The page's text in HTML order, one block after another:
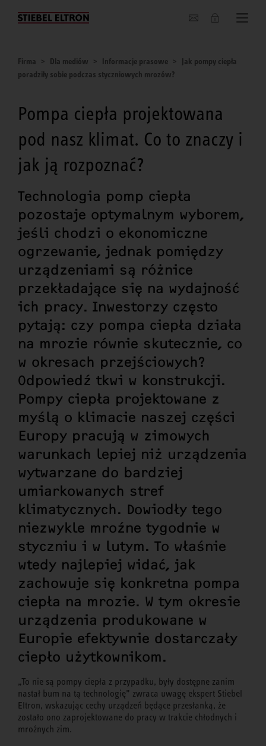
O nas
Firma Dla mediów Informacje prasowe
Jak pompy ciepła
poradziły sobie podczas styczniowych mrozów?
Pompa ciepła projektowana
pod nasz klimat. Co to znaczy i
jak ją rozpoznać?
Technologia pomp ciepła
pozostaje optymalnym wyborem,
jeśli chodzi o ekonomiczne
ogrzewanie, jednak pomiędzy
urządzeniami są różnice
przekładające się na wydajność
ich pracy. Inwestorzy często
pytają: czy pompa ciepła działa
na mrozie równie skutecznie, co
w okresach przejściowych?
Odpowiedź tkwi w konstrukcji.
Pompy ciepła projektowane z
myślą o klimacie naszej części
Europy pracują w zimowych
warunkach lepiej niż urządzenia
wytwarzane do bardziej
umiarkowanych stref
klimatycznych. Dowiodły tego
niezwykle mroźne tygodnie w
styczniu i w lutym. To właśnie
wtedy najlepiej widać, jak
zachowuje się konkretna pompa
ciepła na mrozie. W tym okresie
urządzenia produkowane w
Europie efektywnie dostarczały
ciepło użytkownikom.
„To nie są pompy ciepła z przypadku, były dostępne zanim
nastał bum na tą technologię” zwraca uwagę ekspert Stiebel
Eltron, wskazując cechy urządzeń będące przesłanką, że
zostało ono zaprojektowane do pracy w trakcie chłodnych i
mroźnych zim.